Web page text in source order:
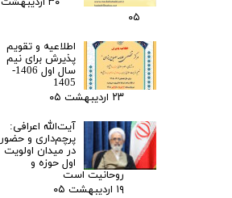
۰۵
اطلاعیه و تقویم
پذیرش برای نیم
سال اول 1406-
1405
۲۳ اردیبهشت ۰۵
آیت‌الله اعرافی:
پرچم‌داری و حضور
در میدان‌ اولویت
اول حوزه و
روحانیت است
۱۹ اردیبهشت ۰۵